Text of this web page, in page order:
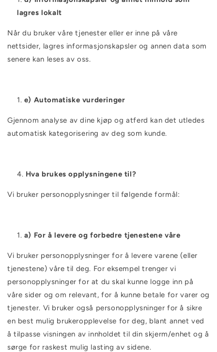
lagres lokalt
Når du bruker våre tjenester eller er inne på våre
nettsider, lagres informasjonskapsler og annen data som
senere kan leses av oss.
e) Automatiske vurderinger
Gjennom analyse av dine kjøp og atferd kan det utledes
automatisk kategorisering av deg som kunde.
Hva brukes opplysningene til?
Vi bruker personopplysninger til følgende formål:
a) For å levere og forbedre tjenestene våre
Vi bruker personopplysninger for å levere varene (eller
tjenestene) våre til deg. For eksempel trenger vi
personopplysninger for at du skal kunne logge inn på
våre sider og om relevant, for å kunne betale for varer og
tjenester. Vi bruker også personopplysninger for å sikre
en best mulig brukeropplevelse for deg, blant annet ved
å tilpasse visningen av innholdet til din skjerm/enhet og å
sørge for raskest mulig lasting av sidene.